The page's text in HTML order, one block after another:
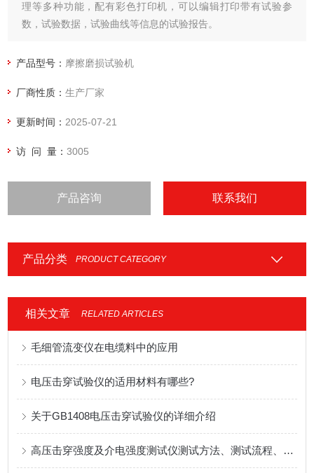
理等多种功能，配有彩色打印机，可以编辑打印带有试验参
数，试验数据，试验曲线等信息的试验报告。
产品型号： 摩擦磨损试验机
厂商性质：生产厂家
更新时间： 2025-07-21
访 问 量：3005
产品咨询 联系我们
产品分类 PRODUCT CATEGORY
相关文章 RELATED ARTICLES
毛细管流变仪在电缆料中的应用
电压击穿试验仪的适用材料有哪些?
关于GB1408电压击穿试验仪的详细介绍
高压击穿强度及介电强度测试仪测试方法、测试流程、测试标准